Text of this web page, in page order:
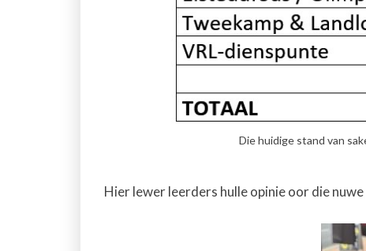
Die huidige stand van
Hier lewer leerders hulle opinie oor die